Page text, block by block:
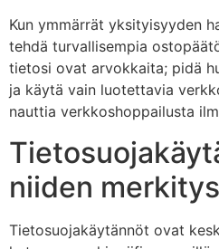
Kun ymmärrät yksityisyyden
tehdä turvallisempia
tietosi ovat arvokkaita; pidä
ja käytä vain luotettavia
nauttia verkkoshoppailusta
niiden merkitys
Tietosuojakäytännöt ovat